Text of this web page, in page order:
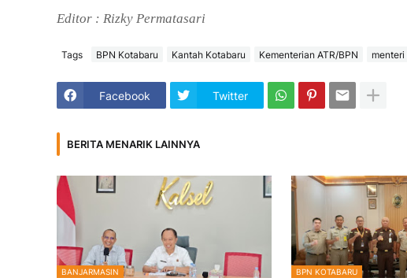
Editor : Rizky Permatasari
Tags BPN Kotabaru Kantah Kotabaru Kementerian ATR/BPN menteri
Facebook Twitter
BERITA MENARIK LAINNYA
BANJARMASIN BPN KOTABARU